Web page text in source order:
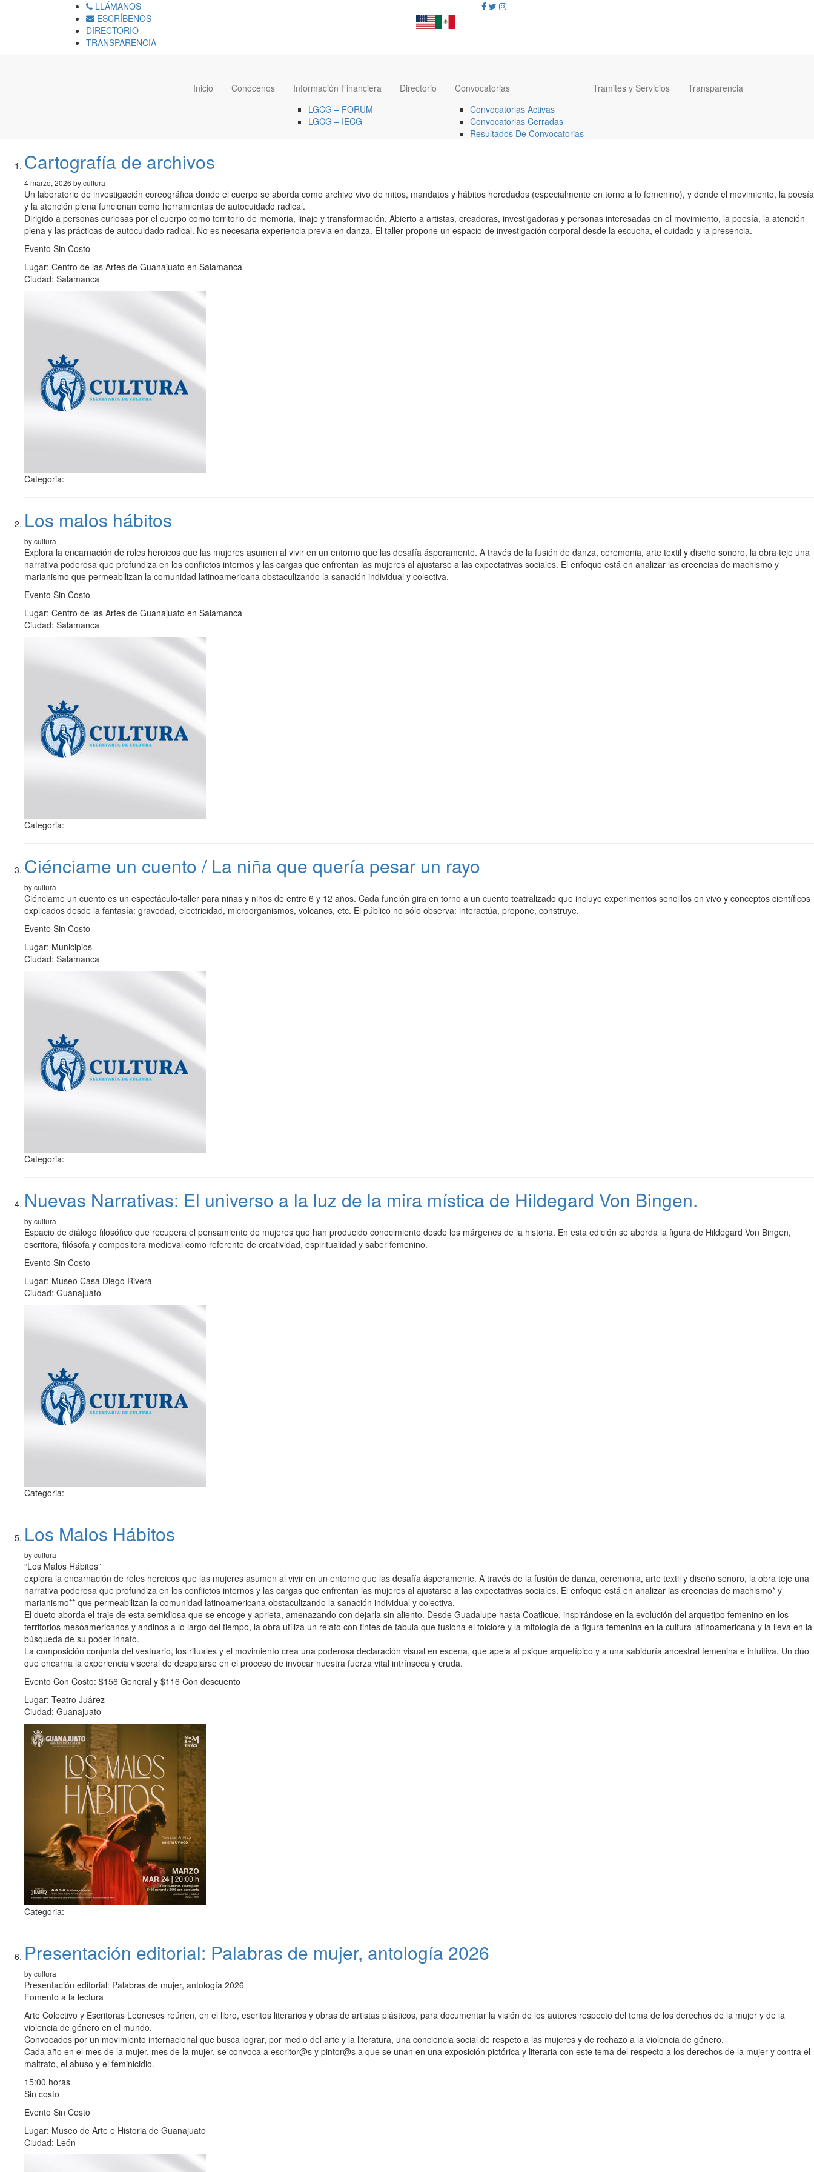
LLÁMANOS
ESCRÍBENOS
DIRECTORIO
TRANSPARENCIA
Inicio Conócenos
Información Financiera
LGCG – FORUM
LGCG – IECG
Directorio
Convocatorias
Convocatorias Activas
Convocatorias Cerradas
Resultados De Convocatorias
Tramites y Servicios Transparencia
Cartografía de archivos
4 marzo, 2026 by cultura
Un laboratorio de investigación coreográfica donde el cuerpo se aborda como archivo vivo de mitos, mandatos y hábitos heredados (especialmente en torno a lo femenino), y donde el movimiento, la poesía
y la atención plena funcionan como herramientas de autocuidado radical.
Dirigido a personas curiosas por el cuerpo como territorio de memoria, linaje y transformación. Abierto a artistas, creadoras, investigadoras y personas interesadas en el movimiento, la poesía, la atención
plena y las prácticas de autocuidado radical. No es necesaria experiencia previa en danza. El taller propone un espacio de investigación corporal desde la escucha, el cuidado y la presencia.
Evento Sin Costo
Lugar: Centro de las Artes de Guanajuato en Salamanca
Ciudad: Salamanca
Categoria:
Los malos hábitos
by cultura
Explora la encarnación de roles heroicos que las mujeres asumen al vivir en un entorno que las desafía ásperamente. A través de la fusión de danza, ceremonia, arte textil y diseño sonoro, la obra teje una
narrativa poderosa que profundiza en los conflictos internos y las cargas que enfrentan las mujeres al ajustarse a las expectativas sociales. El enfoque está en analizar las creencias de machismo y
marianismo que permeabilizan la comunidad latinoamericana obstaculizando la sanación individual y colectiva.
Evento Sin Costo
Lugar: Centro de las Artes de Guanajuato en Salamanca
Ciudad: Salamanca
Categoria:
Ciénciame un cuento / La niña que quería pesar un rayo
by cultura
Ciénciame un cuento es un espectáculo-taller para niñas y niños de entre 6 y 12 años. Cada función gira en torno a un cuento teatralizado que incluye experimentos sencillos en vivo y conceptos científicos
explicados desde la fantasía: gravedad, electricidad, microorganismos, volcanes, etc. El público no sólo observa: interactúa, propone, construye.
Evento Sin Costo
Lugar: Municipios
Ciudad: Salamanca
Categoria:
Nuevas Narrativas: El universo a la luz de la mira mística de Hildegard Von Bingen.
by cultura
Espacio de diálogo filosófico que recupera el pensamiento de mujeres que han producido conocimiento desde los márgenes de la historia. En esta edición se aborda la figura de Hildegard Von Bingen,
escritora, filósofa y compositora medieval como referente de creatividad, espiritualidad y saber femenino.
Evento Sin Costo
Lugar: Museo Casa Diego Rivera
Ciudad: Guanajuato
Categoria:
Los Malos Hábitos
by cultura
“Los Malos Hábitos”
explora la encarnación de roles heroicos que las mujeres asumen al vivir en un entorno que las desafía ásperamente. A través de la fusión de danza, ceremonia, arte textil y diseño sonoro, la obra teje una
narrativa poderosa que profundiza en los conflictos internos y las cargas que enfrentan las mujeres al ajustarse a las expectativas sociales. El enfoque está en analizar las creencias de machismo* y
marianismo** que permeabilizan la comunidad latinoamericana obstaculizando la sanación individual y colectiva.
El dueto aborda el traje de esta semidiosa que se encoge y aprieta, amenazando con dejarla sin aliento. Desde Guadalupe hasta Coatlicue, inspirándose en la evolución del arquetipo femenino en los
territorios mesoamericanos y andinos a lo largo del tiempo, la obra utiliza un relato con tintes de fábula que fusiona el folclore y la mitología de la figura femenina en la cultura latinoamericana y la lleva en la
búsqueda de su poder innato.
La composición conjunta del vestuario, los rituales y el movimiento crea una poderosa declaración visual en escena, que apela al psique arquetípico y a una sabiduría ancestral femenina e intuitiva. Un dúo
que encarna la experiencia visceral de despojarse en el proceso de invocar nuestra fuerza vital intrínseca y cruda.
Evento Con Costo: $156 General y $116 Con descuento
Lugar: Teatro Juárez
Ciudad: Guanajuato
Categoria:
Presentación editorial: Palabras de mujer, antología 2026
by cultura
Presentación editorial: Palabras de mujer, antología 2026
Fomento a la lectura
Arte Colectivo y Escritoras Leoneses reúnen, en el libro, escritos literarios y obras de artistas plásticos, para documentar la visión de los autores respecto del tema de los derechos de la mujer y de la
violencia de género en el mundo.
Convocados por un movimiento internacional que busca lograr, por medio del arte y la literatura, una conciencia social de respeto a las mujeres y de rechazo a la violencia de género.
Cada año en el mes de la mujer, mes de la mujer, se convoca a escritor@s y pintor@s a que se unan en una exposición pictórica y literaria con este tema del respecto a los derechos de la mujer y contra el
maltrato, el abuso y el feminicidio.
15:00 horas
Sin costo
Evento Sin Costo
Lugar: Museo de Arte e Historia de Guanajuato
Ciudad: León